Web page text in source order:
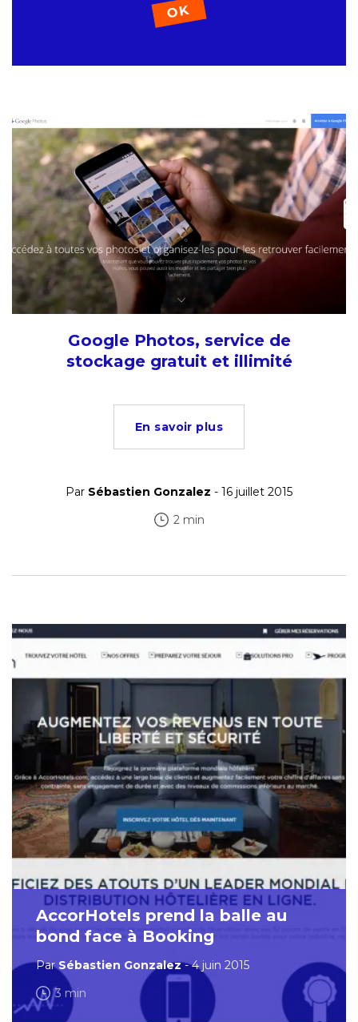
Google Photos, service de
stockage gratuit et illimité
En savoir plus
Par Sébastien Gonzalez - 16 juillet 2015
2 min
AccorHotels prend la balle au
bond face à Booking
ParSébastien Gonzalez- 4 juin 2015
3 min